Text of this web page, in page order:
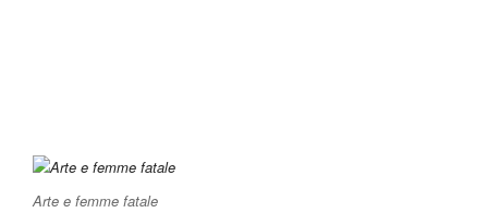
Arte e femme fatale